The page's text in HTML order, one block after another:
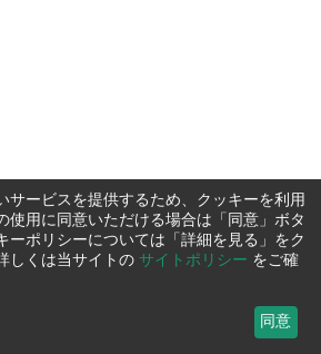
サービスを提供するため、クッキーを利用
使用に同意いただける場合は「同意」ボタ
ーポリシーについては「詳細を見る」をク
しくは当サイトの サイトポリシー をご確
同意